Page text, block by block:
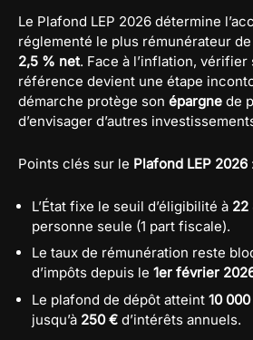
Le Plafond LEP 2026 détermine
réglementé le plus rémunérateur
2,5 % net. Face à l’inflation,
référence devient une étape
démarche protège son épargne de
d’envisager d’autres
Points clés sur le Plafond LEP 2026 :
L’État fixe le seuil d’éligibilité à 22
personne seule (1 part fiscale).
Le taux de rémunération reste
d’impôts depuis le 1er février
Le plafond de dépôt atteint 10
jusqu’à 250 € d’intérêts annuels.